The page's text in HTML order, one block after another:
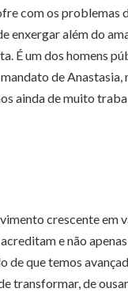
com os problemas
além do
É um dos homens
de
ainda de muito
crescente
e não
que temos
transformar, de